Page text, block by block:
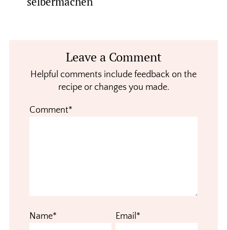
InteractionsLeave a Comment
Helpful comments include feedback on the
recipe or changes you made.
Comment*
Name* Email*